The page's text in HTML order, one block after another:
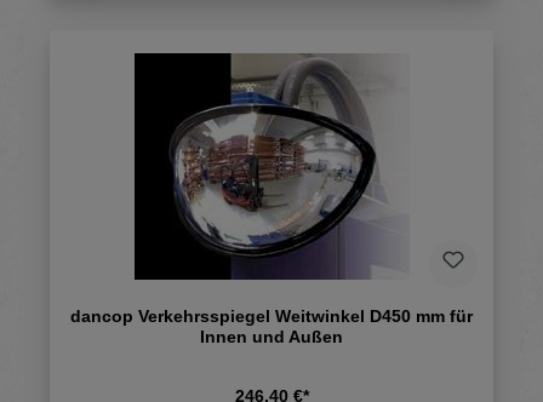
dancop Verkehrsspiegel Weitwinkel D450 mm für
Innen und Außen
246,40 €*